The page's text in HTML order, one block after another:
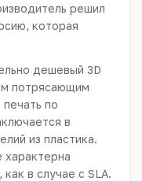
решил
которая
дешевый 3D
потрясающим
по
в
из пластика.
характерна
в случае с SLA.